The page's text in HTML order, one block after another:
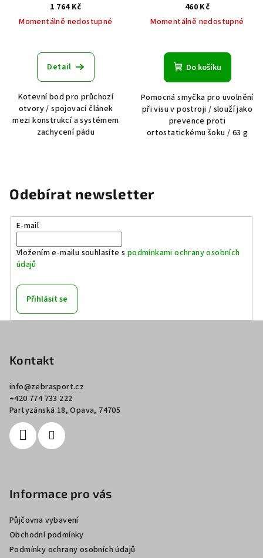
1 764 Kč
Momentálně nedostupné
Detail
Kotevní bod pro průchozí
otvory / spojovací článek
mezi konstrukcí a systémem
zachycení pádu
460 Kč
Momentálně nedostupné
Do košíku
Pomocná smyčka pro uvolnění
při visu v postroji / slouží jako
prevence proti
ortostatickému šoku / 63 g
Odebírat newsletter
E-mail
Vložením e-mailu souhlasíte s podmínkami ochrany osobních
údajů
Přihlásit se
Kontakt
info@zebrasport.cz
+420 774 733 222
Partyzánská 18, Opava, 74705
Informace pro vás
Půjčovna vybavení
Obchodní podmínky
Podmínky ochrany osobních údajů